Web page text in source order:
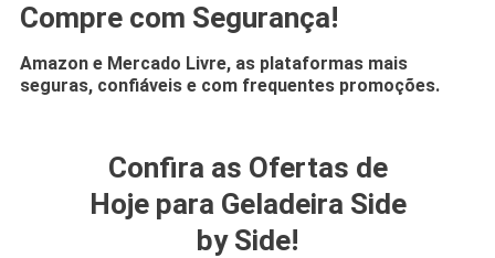
Compre com Segurança!
Amazon e Mercado Livre, as plataformas mais
seguras, confiáveis e com frequentes promoções.
Confira as Ofertas de
Hoje para Geladeira Side
by Side!